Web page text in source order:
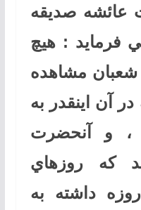
صديقه
فرمايد : هيچ
مشاهده
آن اينقدر به
، و آنحضرت
كه روزهاي
داشته به